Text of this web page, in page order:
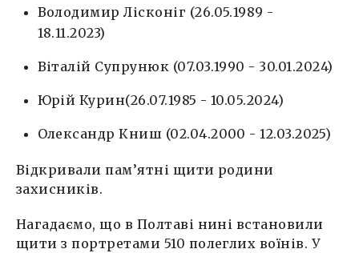
Володимир Лісконіг (26.05.1989 -
18.11.2023)
Віталій Супрунюк (07.03.1990 - 30.01.2024)
Юрій Курин(26.07.1985 - 10.05.2024)
Олександр Книш (02.04.2000 - 12.03.2025)
Відкривали пам’ятні щити родини
захисників.
Нагадаємо, що в Полтаві нині встановили
щити з портретами 510 полеглих воїнів. У